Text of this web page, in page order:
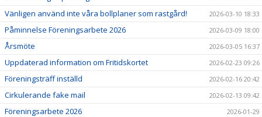
Vänligen använd inte våra bollplaner som rastgård! 2026-03-10 18:33
Påminnelse Föreningsarbete 2026 2026-03-09 18:00
Årsmöte 2026-03-05 16:37
Uppdaterad information om Fritidskortet 2026-02-23 09:26
Föreningsträff inställd 2026-02-16 20:42
Cirkulerande fake mail 2026-02-13 09:42
Föreningsarbete 2026 2026-01-29